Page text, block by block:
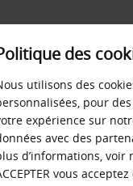
LIBRE-
des
utilisons des
pour
expérience sur
avec des
d’informations, voir
vous